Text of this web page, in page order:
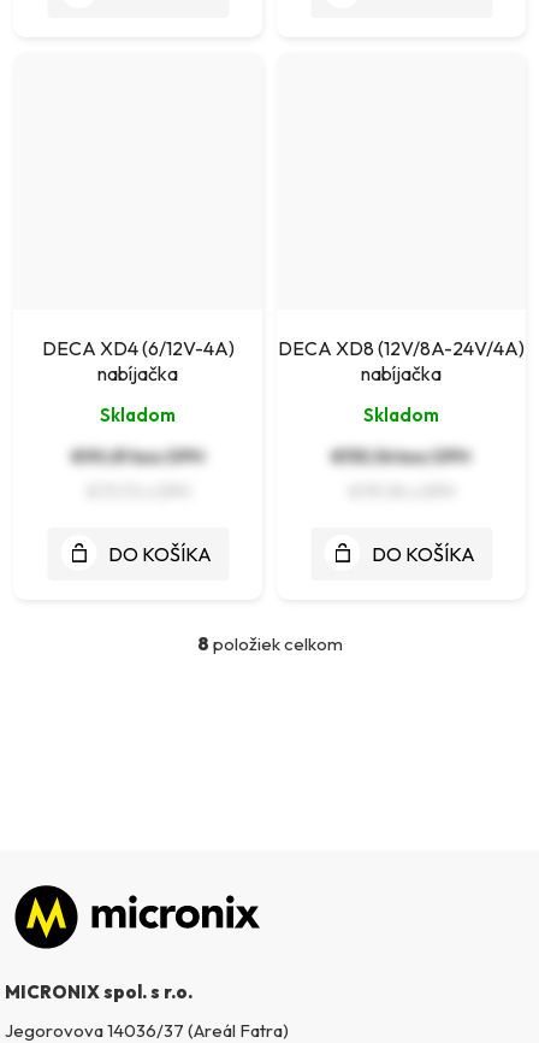
DECA XD4 (6/12V-4A)
nabíjačka
Skladom
€90,81 bez DPH
DO KOŠÍKA
DECA XD8 (12V/8A-24V/4A)
nabíjačka
Skladom
€155,56 bez DPH
DO KOŠÍKA
O
v
8 položiek celkom
Zápätie
MICRONIX spol. s r.o.
Jegorovova 14036/37 (Areál Fatra)